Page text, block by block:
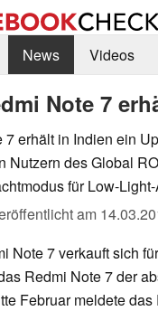
News Videos
Note 7
erhält in Indien ein
Nutzern des Global
für Low-
am
Note 7 verkauft sich
Redmi Note 7 der
Februar meldete